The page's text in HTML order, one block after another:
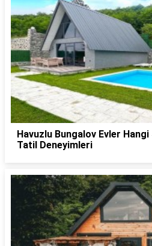
Havuzlu Bungalov Evler
Tatil Deneyimleri